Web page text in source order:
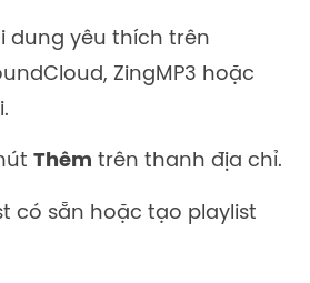
dung yêu thích trên
ZingMP3 hoặc
Thêm trên thanh địa chỉ.
có sẵn hoặc tạo playlist